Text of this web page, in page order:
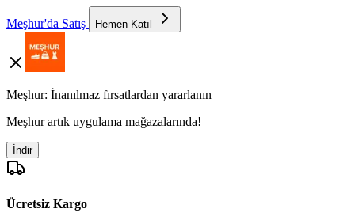
Meşhur'da Satış Hemen Katıl
Meşhur: İnanılmaz fırsatlardan yararlanın
Meşhur artık uygulama mağazalarında!
İndir
Ücretsiz Kargo